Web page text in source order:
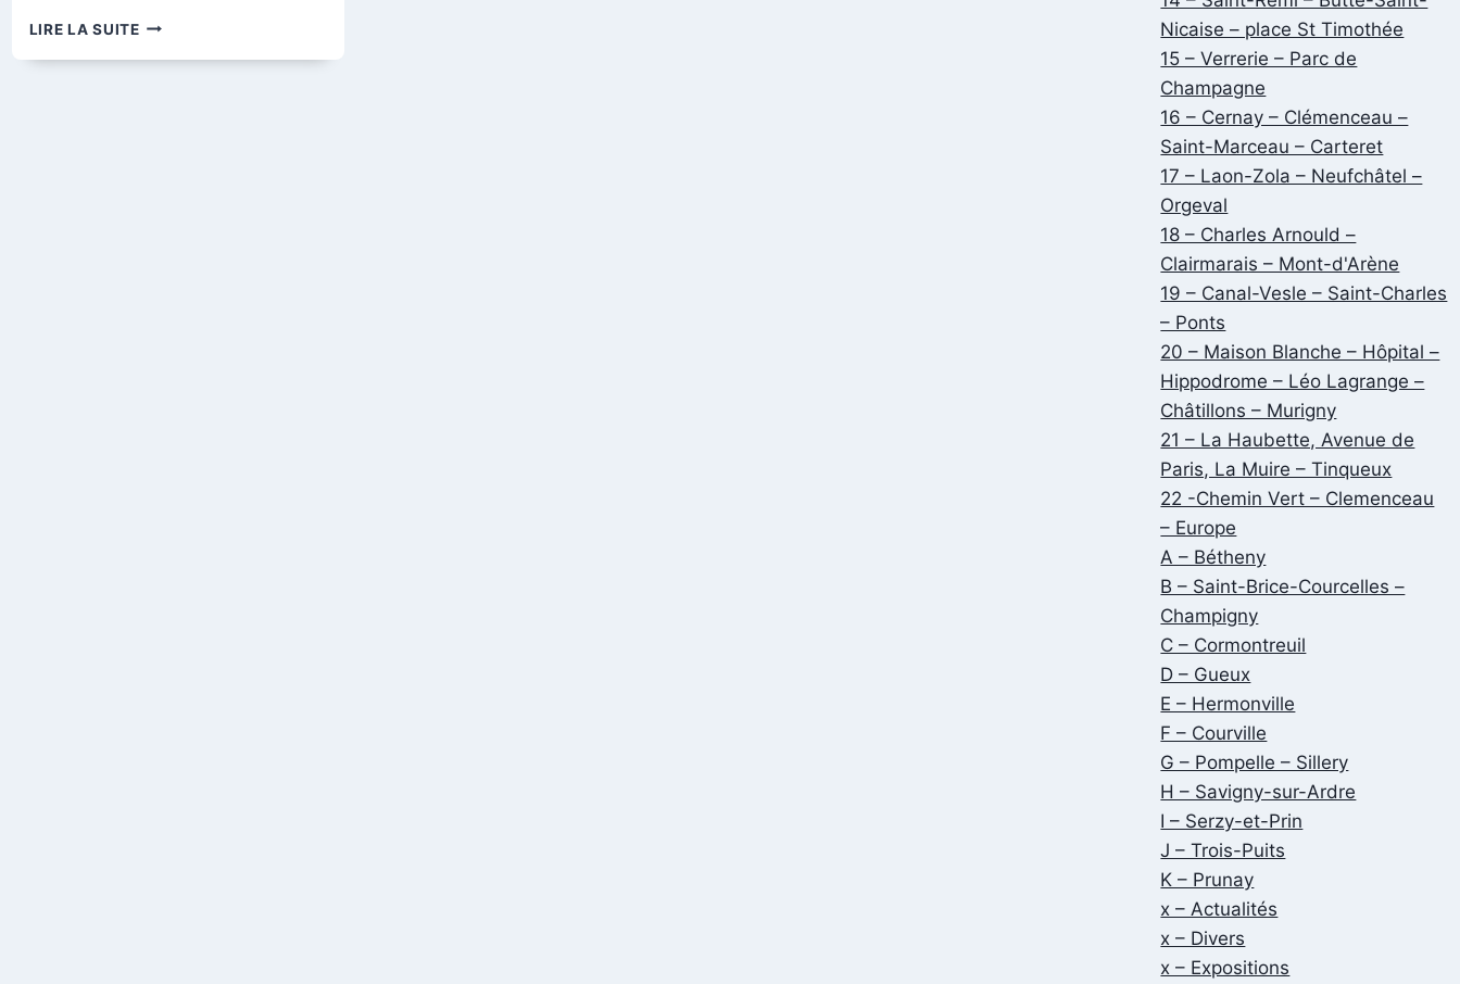
LIRE LA SUITELA
Nicaise – place St Timothée
15 – Verrerie – Parc de
Champagne
16 – Cernay – Clémenceau –
Saint-Marceau – Carteret
17 – Laon-Zola – Neufchâtel –
Orgeval
18 – Charles Arnould –
Clairmarais – Mont-d'Arène
19 – Canal-Vesle – Saint-Charles
– Ponts
20 – Maison Blanche – Hôpital –
Hippodrome – Léo Lagrange –
Châtillons – Murigny
21 – La Haubette, Avenue de
Paris, La Muire – Tinqueux
22 -Chemin Vert – Clemenceau
– Europe
A – Bétheny
B – Saint-Brice-Courcelles –
Champigny
C – Cormontreuil
D – Gueux
E – Hermonville
F – Courville
G – Pompelle – Sillery
H – Savigny-sur-Ardre
I – Serzy-et-Prin
J – Trois-Puits
K – Prunay
x – Actualités
x – Divers
x – Expositions